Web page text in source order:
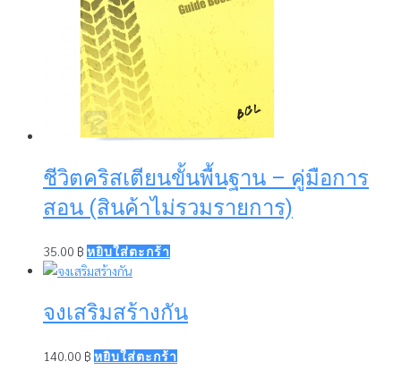
ชีวิตคริสเตียนขั้นพื้นฐาน – คู่มือการ
สอน (สินค้าไม่รวมรายการ)
35.00 ฿ หยิบใส่ตะกร้า
จงเสริมสร้างกัน
140.00 ฿ หยิบใส่ตะกร้า